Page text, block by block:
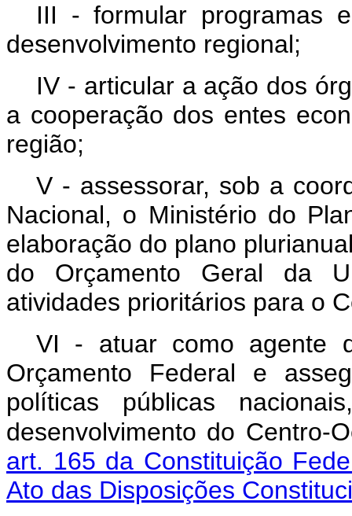
III - formular programas
desenvolvimento regional;
IV - articular a ação dos
a cooperação dos entes
região;
V - assessorar, sob a
Nacional, o Ministério do
elaboração do plano
do Orçamento Geral da
atividades prioritários para o
VI - atuar como agente
Orçamento Federal e
políticas públicas
desenvolvimento do Centro-
art. 165 da Constituição
Ato das Disposições